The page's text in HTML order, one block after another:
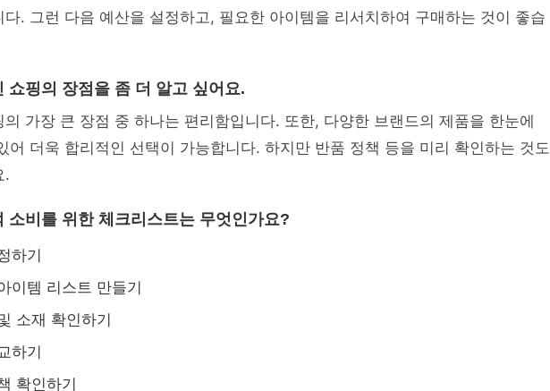
다. 그런 다음 예산을 설정하고, 필요한 아이템을 리서치하여 구매하는 것이 좋습
쇼핑의 장점을 좀 더 알고 싶어요.
의 가장 큰 장점 중 하나는 편리함입니다. 또한, 다양한 브랜드의 제품을 한눈에
어 더욱 합리적인 선택이 가능합니다. 하지만 반품 정책 등을 미리 확인하는 것도
.
소비를 위한 체크리스트는 무엇인가요?
하기
이템 리스트 만들기
소재 확인하기
하기
확인하기